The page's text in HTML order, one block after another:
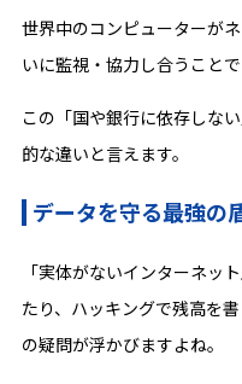
世界中のコンピューターが
いに監視・協力し合うこと
この「国や銀行に依存しな
的な違いと言えます。
データを守る最強の
「実体がないインターネッ
たり、ハッキングで残高を
の疑問が浮かびますよね。